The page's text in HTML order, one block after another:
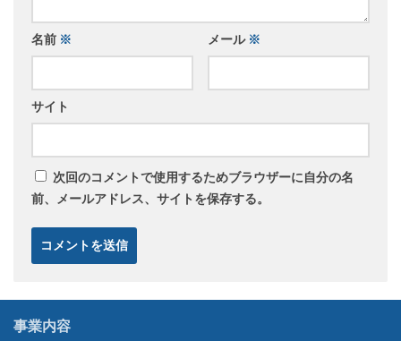
名前 ※ メール ※
サイト
次回のコメントで使用するためブラウザーに自分の名
前、メールアドレス、サイトを保存する。
事業内容